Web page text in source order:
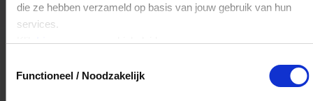
die ze hebben verzameld op basis van jouw gebruik van hun
services.
Klikhiervoor ons cookiebeleid.
Functioneel / Noodzakelijk
Veelgestelde Vragen
Ja, je mag het saldo van je VVV